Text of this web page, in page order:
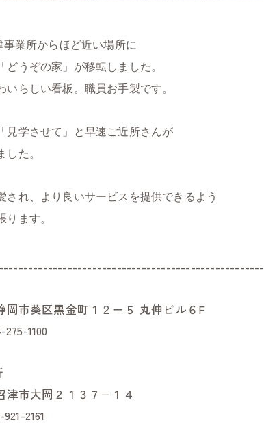
業所からほど近い場所に
どうぞの家」が移転しました。
いらしい看板。職員お手製です。
見学させて」と早速ご近所さんが
した。
され、より良いサービスを提供できるよう
ります。
岡市葵区黒金町１２ー５ 丸伸ビル６F
275-1100
津市大岡２１３７−１４
2161